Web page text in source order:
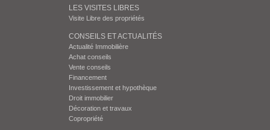
LES VISITES LIBRES
Visite Libre des propriétés
CONSEILS ET ACTUALITÉS
Actualité Immobilière
Achat conseils
Vente conseils
Financement
Investissement et hypothèque
Droit immobilier
Décoration et travaux
Copropriété